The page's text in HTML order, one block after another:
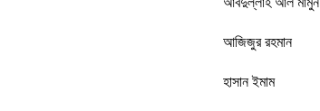
আজিজুর রহমান
হাসান ইমাম